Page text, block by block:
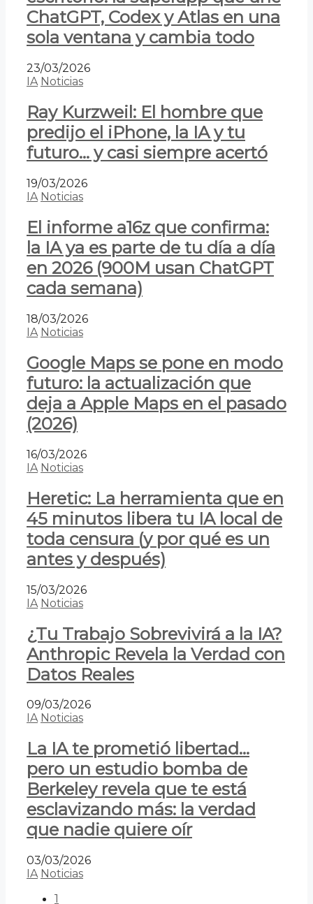
ChatGPT, Codex y Atlas en una
sola ventana y cambia todo
23/03/2026
IA Noticias
Ray Kurzweil: El hombre que
predijo el iPhone, la IA y tu
futuro… y casi siempre acertó
19/03/2026
IA Noticias
El informe a16z que confirma:
la IA ya es parte de tu día a día
en 2026 (900M usan ChatGPT
cada semana)
18/03/2026
IA Noticias
Google Maps se pone en modo
futuro: la actualización que
deja a Apple Maps en el pasado
(2026)
16/03/2026
IA Noticias
Heretic: La herramienta que en
45 minutos libera tu IA local de
toda censura (y por qué es un
antes y después)
15/03/2026
IA Noticias
¿Tu Trabajo Sobrevivirá a la IA?
Anthropic Revela la Verdad con
Datos Reales
09/03/2026
IA Noticias
La IA te prometió libertad…
pero un estudio bomba de
Berkeley revela que te está
esclavizando más: la verdad
que nadie quiere oír
03/03/2026
IA Noticias
1